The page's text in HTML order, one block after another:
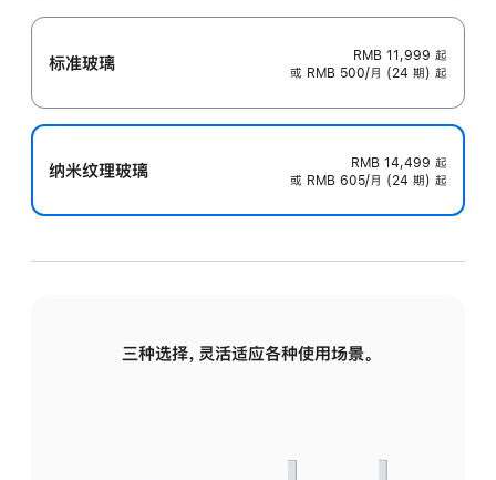
标准玻璃 RMB 11,999 起
或 RMB 500/月 (24 期) 起
纳米纹理玻璃 RMB 14,499 起
或 RMB 605/月 (24 期) 起
三种选择，灵活适应各种使用场景。